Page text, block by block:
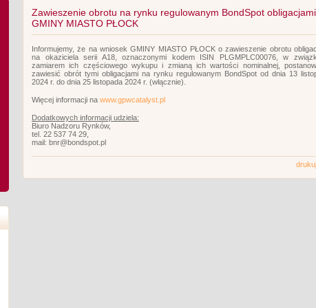
Zawieszenie obrotu na rynku regulowanym BondSpot obligacjami
GMINY MIASTO PŁOCK
Informujemy, że na wniosek GMINY MIASTO PŁOCK o zawieszenie obrotu
na okaziciela serii A18, oznaczonymi kodem ISIN PLGMPLC00076, w
zamiarem ich częściowego wykupu i zmianą ich wartości nominalnej,
zawiesić obrót tymi obligacjami na rynku regulowanym BondSpot od dnia 13
2024 r. do dnia 25 listopada 2024 r. (włącznie).
Więcej informacji na www.gpwcatalyst.pl
Dodatkowych informacji udziela:
Biuro Nadzoru Rynków,
tel. 22 537 74 29,
mail: bnr@bondspot.pl
drukuj